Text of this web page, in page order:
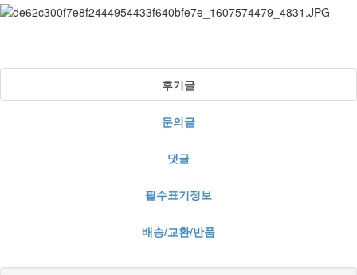
후기글
문의글
댓글
필수표기정보
배송/교환/반품